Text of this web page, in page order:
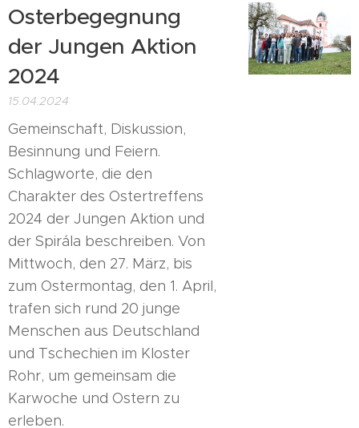
Osterbegegnung
der Jungen Aktion
2024
15.04.2024
Gemeinschaft, Diskussion,
Besinnung und Feiern.
Schlagworte, die den
Charakter des Ostertreffens
2024 der Jungen Aktion und
der Spirála beschreiben. Von
Mittwoch, den 27. März, bis
zum Ostermontag, den 1. April,
trafen sich rund 20 junge
Menschen aus Deutschland
und Tschechien im Kloster
Rohr, um gemeinsam die
Karwoche und Ostern zu
erleben.